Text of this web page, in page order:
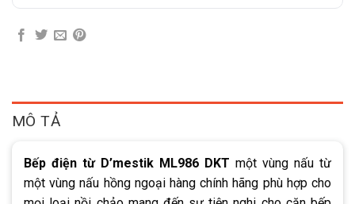
MÔ TẢ
Bếp điện từ D’mestik ML986 DKT một vùng nấu từ
một vùng nấu hồng ngoại hàng chính hãng phù hợp cho